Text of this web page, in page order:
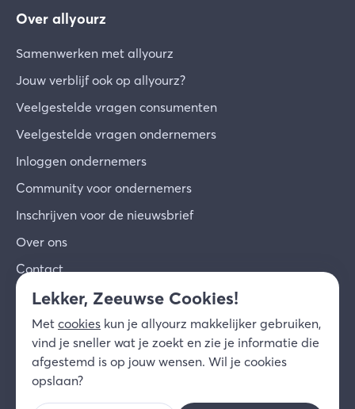
Over allyourz
Samenwerken met allyourz
Jouw verblijf ook op allyourz?
Veelgestelde vragen consumenten
Veelgestelde vragen ondernemers
Inloggen ondernemers
Community voor ondernemers
Inschrijven voor de nieuwsbrief
Over ons
Contact
© 2026 allyourz b.v.
Privacy
Cookies Disclaimer
Lekker, Zeeuwse Cookies!
Met cookies kun je allyourz makkelijker gebruiken,
vind je sneller wat je zoekt en zie je informatie die
afgestemd is op jouw wensen. Wil je cookies
opslaan?